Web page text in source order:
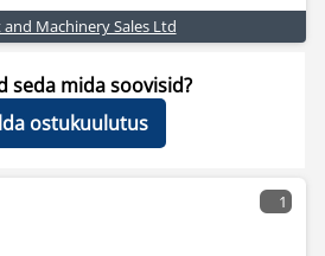
and Machinery Sales Ltd
seda mida soovisid?
ostukuulutus
1